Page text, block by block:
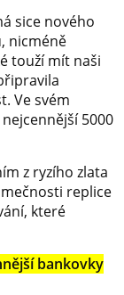
sice nového
nicméně
touží mít naši
Ve svém
5000
z ryzího zlata
replice
které
bankovky